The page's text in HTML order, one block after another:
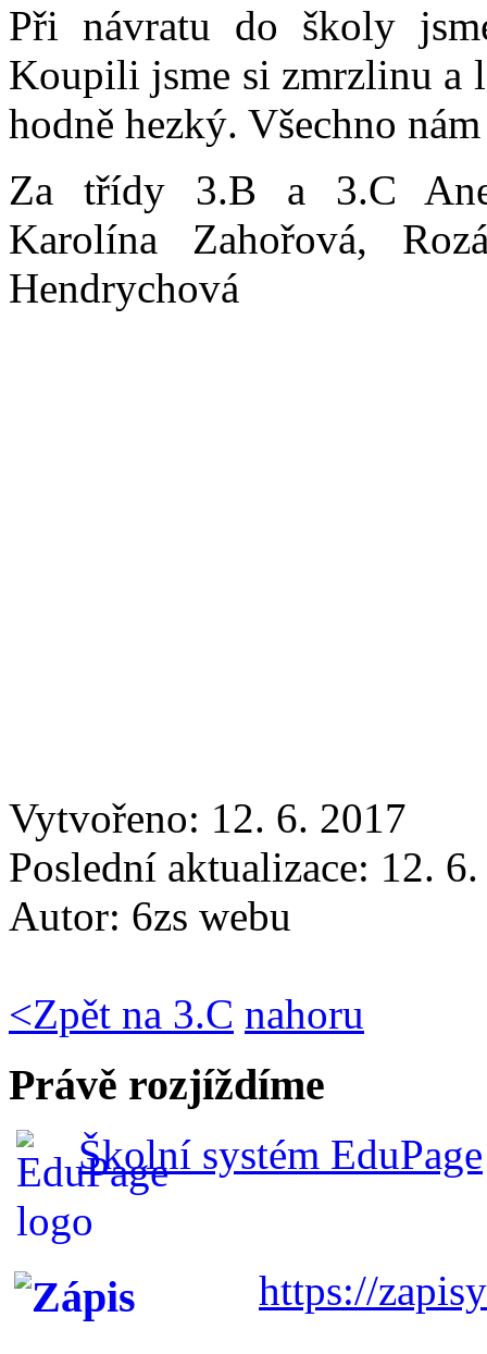
Při návratu do školy
Koupili jsme si zmrzlinu a
hodně hezký. Všechno
Za třídy 3.B a 3.C
Karolína Zahořová,
Hendrychová
Vytvořeno: 12. 6. 2017
Poslední aktualizace: 12.
Autor: 6zs webu
<Zpět na 3.C nahoru
Právě rozjíždíme
Školní systém EduPage
https://